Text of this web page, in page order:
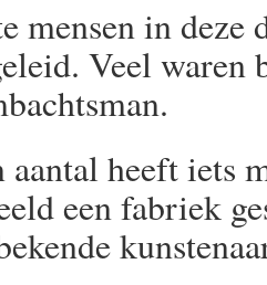
mensen in deze
Veel
heeft iets
een fabriek